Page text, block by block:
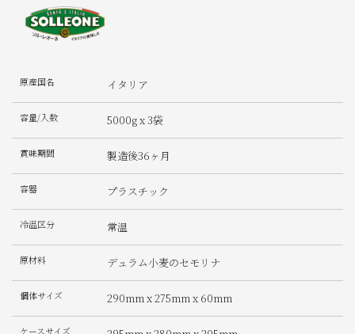
原産国名 イタリア
容量/入数 5000g x 3袋
賞味期間 製造後36ヶ月
容器 プラスチック
冷温区分 常温
原材料 デュラム小麦のセモリナ
個体サイズ 290mm x 275mm x 60mm
ケースサイズ